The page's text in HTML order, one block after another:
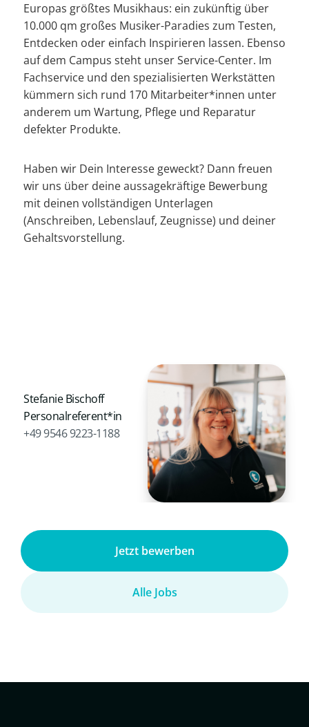
Europas größtes Musikhaus: ein zukünftig über
10.000 qm großes Musiker-Paradies zum Testen,
Entdecken oder einfach Inspirieren lassen. Ebenso
auf dem Campus steht unser Service-Center. Im
Fachservice und den spezialisierten Werkstätten
kümmern sich rund 170 Mitarbeiter*innen unter
anderem um Wartung, Pflege und Reparatur
defekter Produkte.
Haben wir Dein Interesse geweckt? Dann freuen
wir uns über deine aussagekräftige Bewerbung
mit deinen vollständigen Unterlagen
(Anschreiben, Lebenslauf, Zeugnisse) und deiner
Gehaltsvorstellung.
Stefanie Bischoff
Personalreferent*in
+49 9546 9223-1188
Alle Jobs
Jetzt bewerben